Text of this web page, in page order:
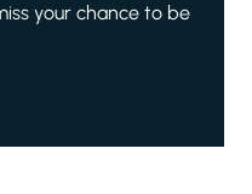
your chance to be